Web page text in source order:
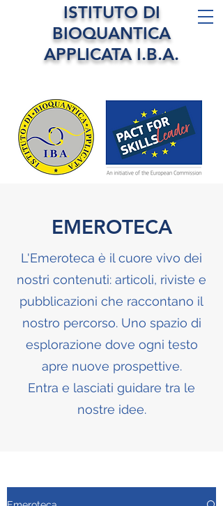
ISTITUTO DI
BIOQUANTICA
APPLICATA I.B.A.
EMEROTECA
L'Emeroteca è il cuore vivo dei
nostri contenuti: articoli, riviste e
pubblicazioni che raccontano il
nostro percorso. Uno spazio di
esplorazione dove ogni testo
apre nuove prospettive.
Entra e lasciati guidare tra le
nostre idee.